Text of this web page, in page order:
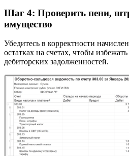
Шаг 4: Проверить пени,
имущество
Убедитесь в корректности
остатках на счетах, чтобы
дебиторских задолженностей.